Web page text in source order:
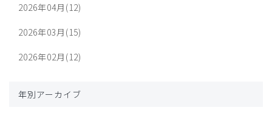
2026年04月(12)
2026年03月(15)
2026年02月(12)
年別アーカイブ